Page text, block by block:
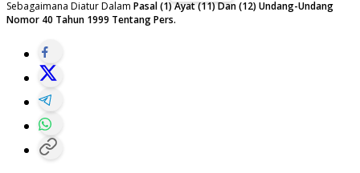
Sebagaimana Diatur Dalam Pasal (1) Ayat (11) Dan (12) Undang-Undang
Nomor 40 Tahun 1999 Tentang Pers.